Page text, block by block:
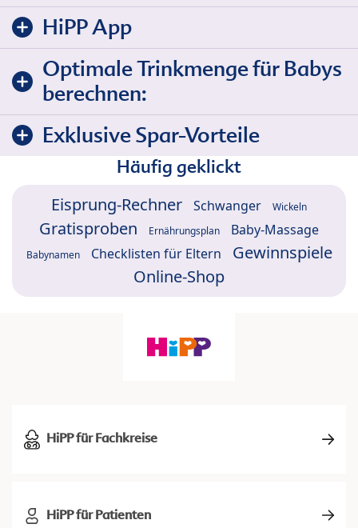
HiPP App
Optimale Trinkmenge für Babys
berechnen:
Exklusive Spar-Vorteile
Häufig geklickt
Eisprung-Rechner Schwanger Wickeln
Gratisproben Ernährungsplan Baby-Massage
Babynamen Checklisten für Eltern
Gewinnspiele
Online-Shop
HiPP für Fachkreise
HiPP für Patienten